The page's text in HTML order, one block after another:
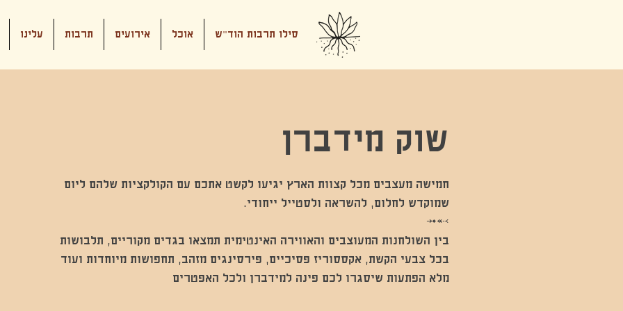
סילו תרבות הוד"ש אוכל אירועים תרבות עלינו
שוק מידברן
חמישה מעצבים מכל קצוות הארץ יגיעו לקשט אתכם עם הקולקציות שלהם ליום
בין השולחנות המעוצבים והאווירה האינטימית תמצאו בגדים מקוריים, תלבושות
בכל צבעי הקשת, אקססוריז פסיכיים, פירסינגים מזהב, תחפושות מיוחדות ועוד
מלא הפתעות שיסגרו לכם פינה למידברן ולכל האפטרים